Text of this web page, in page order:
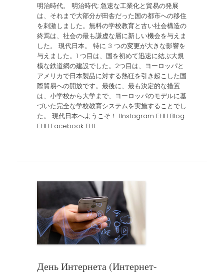
明治時代。 明治時代: 急速な工業化と貿易の発展
は、それまで大部分が田舎だった国の都市への移住
を刺激しました。無料の学校教育と古い社会構造の
終焉は、社会の最も謙虚な層に新しい機会を与えま
した。 現代日本。 特に 3 つの変更が大きな影響を
与えました。1 つ目は、国を初めて迅速に結ぶ大規
模な鉄道網の建設でした。2つ目は、ヨーロッパと
アメリカで日本製品に対する熱狂を引き起こした国
際貿易への開放です。最後に、最も決定的な措置
は、小学校から大学まで、ヨーロッパのモデルに基
づいた完全な学校教育システムを実施することでし
た。 現代日本へようこそ！ IInstagram EHLI Blog
EHLI Facebook EHL
День Интернета (Интернет-